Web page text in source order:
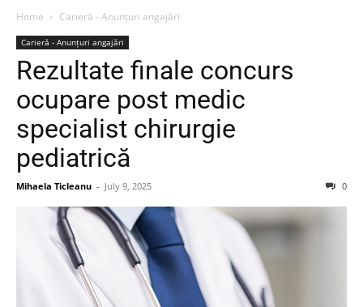
Home Carieră - Anunțuri angajări
Carieră - Anunțuri angajări
Rezultate finale concurs
ocupare post medic
specialist chirurgie
pediatrică
Mihaela Ticleanu - July 9, 2025 0